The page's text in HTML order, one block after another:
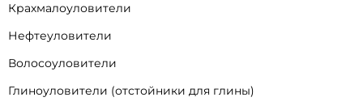
Крахмалоуловители
Нефтеуловители
Волосоуловители
Глиноуловители (отстойники для глины)